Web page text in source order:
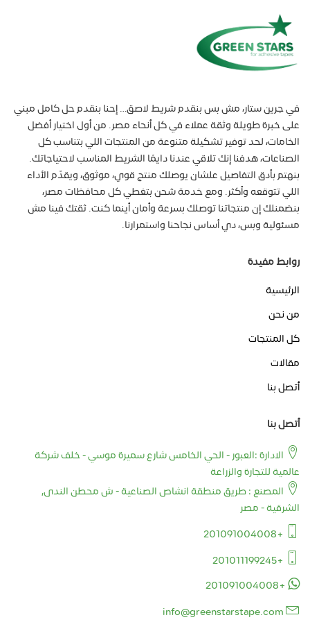
في جرين ستار، مش بس بنقدم شريط لاصق… إحنا بنقدم حل كامل مبني
على خبرة طويلة وثقة عملاء في كل أنحاء مصر. من أول اختيار أفضل
الخامات، لحد توفير تشكيلة متنوعة من المنتجات اللي بتناسب كل
الصناعات، هدفنا إنك تلاقي عندنا دايمًا الشريط المناسب لاحتياجاتك.
بنهتم بأدق التفاصيل علشان يوصلك منتج قوي، موثوق، ويقدّم الأداء
اللي تتوقعه وأكثر. ومع خدمة شحن بتغطي كل محافظات مصر،
بنضمنلك إن منتجاتنا توصلك بسرعة وأمان أينما كنت. ثقتك فينا مش
مسئولية وبس، دي أساس نجاحنا واستمرارنا.
روابط مفيدة
الرئيسية
من نحن
كل المنتجات
مقالات
أتصل بنا
أتصل بنا
الادارة :العبور - الحي الخامس شارع سميرة موسي - خلف شركة
عالمية للتجارة والزراعة
المصنع : طريق منطقة انشاص الصناعية - ش محطن الندى,
الشرقية - مصر
+201091004008
+201011199245
+201091004008
info@greenstarstape.com